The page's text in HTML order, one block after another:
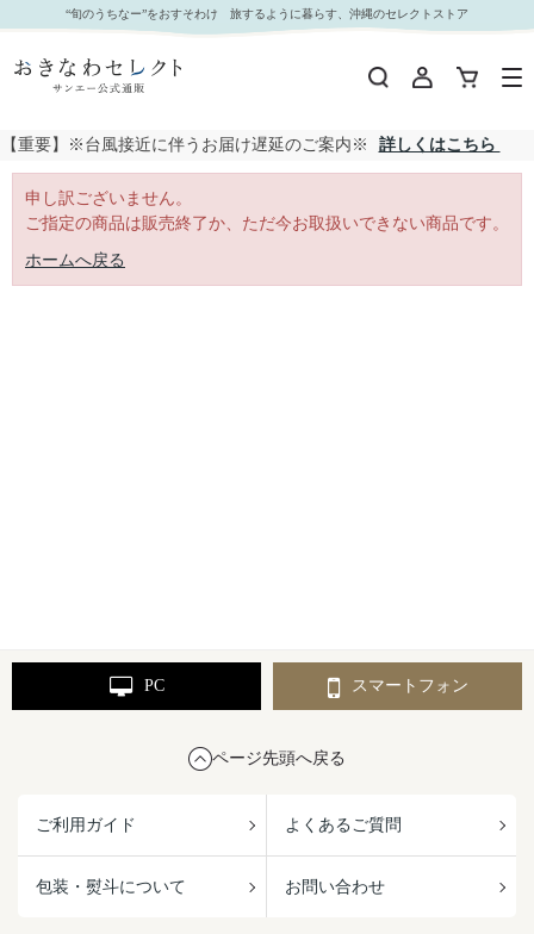
｜おきなわセレクト サンエー公式通販
“旬のうちなー”をおすそわけ 旅するように暮らす、沖縄のセレクトストア
【重要】※台風接近に伴うお届け遅延のご案内※ 詳しくはこちら
申し訳ございません。
ご指定の商品は販売終了か、ただ今お取扱いできない商品です。
ホームへ戻る
PC スマートフォン
ページ先頭へ戻る
ご利用ガイド よくあるご質問
包装・熨斗について お問い合わせ